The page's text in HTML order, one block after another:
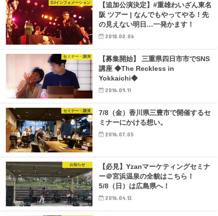
DJインフォメーション
【追加公演決定】#重雄わいざん東名
阪 ツアー | なんでもやってやる！先
の見えない明日…一発かます！
2018.02.06
セミナー・講演
【募集開始】 三重県四日市市でSNS
講座 ◆The Reckless in
Yokkaichi◆
2016.09.11
セミナー・講演
7/8（金）香川県三豊市で開催するセ
ミナーにかける想い。
2016.07.05
お知らせ
【必見】Yzanマーケティングセミナ
ー＠宮浜温泉の全貌はこちら！
5/8（日）は広島県へ！
2016.04.13